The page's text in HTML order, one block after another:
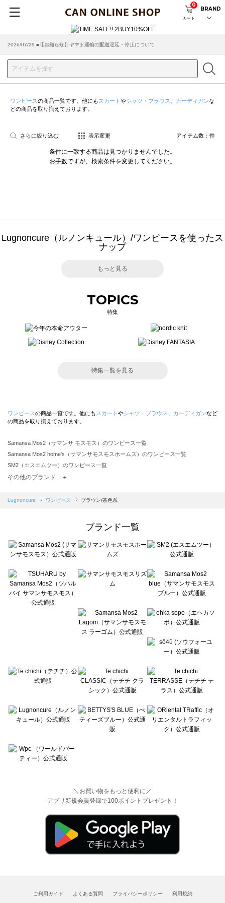
カート
0
BRAND
2026/07/29 ■【お知らせ】ヤマト運輸の配送遅延・停止について
2026/03/18 ■店舗受け取りサービスのご案内
ワンピースの商品一覧です。他にも スカート やシャツ・ブラウス カーディガンな
どの商品を取り揃えております。
さらに絞り込む 表示変更 アイテム数： 件
条件に一致する商品は見つかりませんでした。
お手数ですが、検索条件を変更してください。
Lugnoncure（ルノンキュール）/ワンピースを使ったス
ナップ
もっと見る
TOPICS
特集
特集一覧を見る
ワンピースの商品一覧です。他にも スカート やシャツ・ブラウス カーディガンなど
の商品を取り揃えております。
Samansa Mos2（サマンサ モスモス）のワンピース一覧
Samansa Mos2 home's（サマンサモスモスホームズ）のワンピース一覧
SM2（エスエムツー）のワンピース一覧
TSUHARU by Samansa Mos2（ツハルバイサマンサモスモス）のワンピース一覧
Samansa Mos2 blue（サマンサモスモス ブルー）のワンピース一覧
sō4ū（ソウフォーユー）のワンピース一覧
Te chichi（テチチ）のワンピース一覧
Te chichi CLASSIC（テチチ クラシック）のワンピース一覧
Lugnoncure（ルノンキュール）のワンピース一覧
BETTY'S BLUE（べティーズブルー）のワンピース一覧
Wpc.（ワールドパーティー）のワンピース一覧
その他のブランド ＋
Lugnoncure ワンピース ブラウン/茶色系
ブランド一覧
＼お買い物をもっと便利に／
アプリ新規会員登録で100ポイントプレゼント！
ご利用ガイド よくある質問 プライバシーポリシー 利用規約